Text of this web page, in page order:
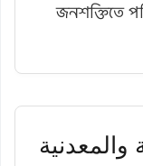
জনশক্তিতে
والمعدنية